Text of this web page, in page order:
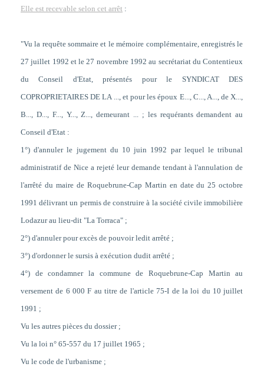
Elle est recevable selon cet arrêt :
"Vu la requête sommaire et le mémoire complémentaire, enregistrés le
27 juillet 1992 et le 27 novembre 1992 au secrétariat du Contentieux
du Conseil d'Etat, présentés pour le SYNDICAT DES
COPROPRIETAIRES DE LA ..., et pour les époux E..., C..., A..., de X...,
B..., D..., F..., Y..., Z..., demeurant ... ; les requérants demandent au
Conseil d'Etat:
1°) d'annuler le jugement du 10 juin 1992 par lequel le tribunal
administratif de Nice a rejeté leur demande tendant à l'annulation de
l'arrêté du maire de Roquebrune-Cap Martin en date du 25 octobre
1991 délivrant un permis de construire à la société civile immobilière
Lodazur au lieu-dit "La Torraca" ;
2°) d'annuler pour excès de pouvoir ledit arrêté ;
3°) d'ordonner le sursis à exécution dudit arrêté ;
4°) de condamner la commune de Roquebrune-Cap Martin au
versement de 6 000 F au titre de l'article 75-I de la loi du 10 juillet
1991 ;
Vu les autres pièces du dossier ;
Vu la loi n° 65-557 du 17 juillet 1965 ;
Vu le code de l'urbanisme ;